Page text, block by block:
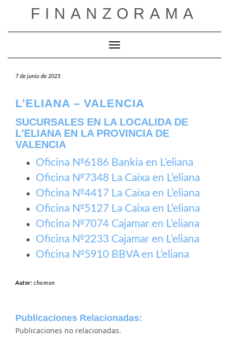
FINANZORAMA
Cambiar modo de navegación
7 de junio de 2023
L’ELIANA – VALENCIA
SUCURSALES EN LA LOCALIDA DE
L'ELIANA EN LA PROVINCIA DE
VALENCIA
Oficina №6186 Bankia en L’eliana
Oficina №7348 La Caixa en L’eliana
Oficina №4417 La Caixa en L’eliana
Oficina №5127 La Caixa en L’eliana
Oficina №7074 Cajamar en L’eliana
Oficina №2233 Cajamar en L’eliana
Oficina №5910 BBVA en L’eliana
Autor:chomon
Publicaciones Relacionadas:
Publicaciones no relacionadas.